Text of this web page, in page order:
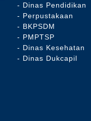
- Dinas Pendidikan
- Perpustakaan
- BKPSDM
- PMPTSP
- Dinas Kesehatan
- Dinas Dukcapil